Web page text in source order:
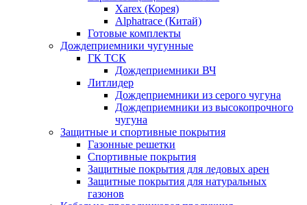
Xarex (Корея)
Alphatrace (Китай)
Готовые комплекты
Дождеприемники чугунные
ГК ТСК
Дождеприемники ВЧ
Литлидер
Дождеприемники из серого чугуна
Дождеприемники из высокопрочного
чугуна
Защитные и спортивные покрытия
Газонные решетки
Спортивные покрытия
Защитные покрытия для ледовых арен
Защитные покрытия для натуральных
газонов